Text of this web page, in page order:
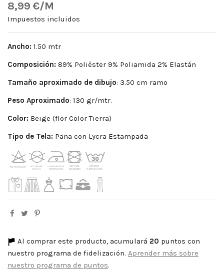
8,99 €/M
Impuestos incluidos
Ancho: 1.50 mtr
Composición: 89% Poliéster 9% Poliamida 2% Elastán
Tamaño aproximado de dibujo: 3.50 cm ramo
Peso Aproximado: 130 gr/mtr.
Color: Beige (flor Color Tierra)
Tipo de Tela: Pana con Lycra Estampada
Al comprar este producto, acumulará 20 puntos con
nuestro programa de fidelización. Aprender más sobre
nuestro programa de puntos.